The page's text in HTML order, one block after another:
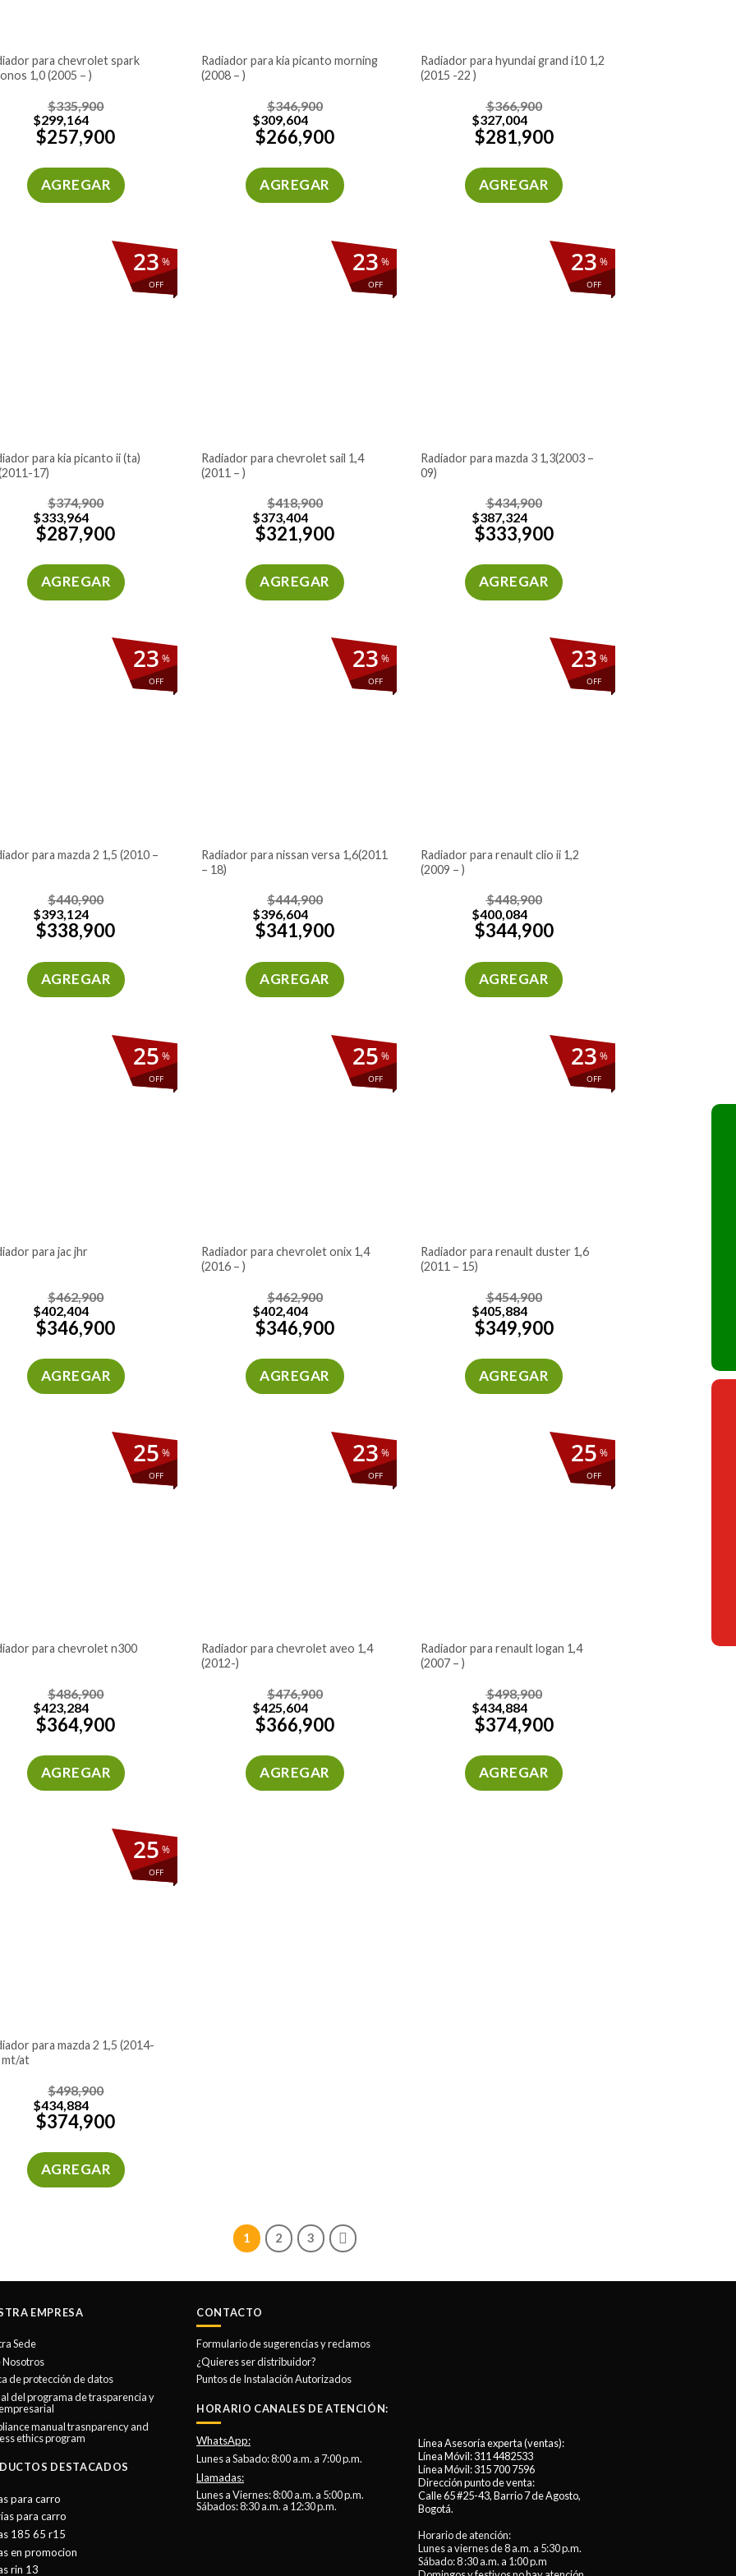
1,0 (2005 – )
$335,900
$299,164
$257,900
AGREGAR
radiador para kia picanto morning
(2008 – )
$346,900
$309,604
$266,900
AGREGAR
radiador para hyundai grand i10 1,2
(2015 -22 )
$366,900
$327,004
$281,900
AGREGAR
%
OFF
23
17)
$374,900
$333,964
$287,900
AGREGAR
%
OFF
23
radiador para chevrolet sail 1,4
(2011 – )
$418,900
$373,404
$321,900
AGREGAR
%
OFF
23
radiador para mazda 3 1,3(2003 –
09)
$434,900
$387,324
$333,900
AGREGAR
%
OFF
23
$440,900
$393,124
$338,900
AGREGAR
%
OFF
23
radiador para nissan versa 1,6(2011
– 18)
$444,900
$396,604
$341,900
AGREGAR
%
OFF
23
radiador para renault clio ii 1,2
(2009 – )
$448,900
$400,084
$344,900
AGREGAR
%
OFF
25
para jac jhr
$462,900
$402,404
$346,900
AGREGAR
%
OFF
25
radiador para chevrolet onix 1,4
(2016 – )
$462,900
$402,404
$346,900
AGREGAR
%
OFF
23
radiador para renault duster 1,6
(2011 – 15)
$454,900
$405,884
$349,900
AGREGAR
%
OFF
25
para chevrolet n300
$486,900
$423,284
$364,900
AGREGAR
%
OFF
23
radiador para chevrolet aveo 1,4
(2012-)
$476,900
$425,604
$366,900
AGREGAR
%
OFF
25
radiador para renault logan 1,4
(2007 – )
$498,900
$434,884
$374,900
AGREGAR
%
OFF
25
mt/at
$498,900
$434,884
$374,900
AGREGAR
1 2 3
EMPRESA
Sede
Nosotros
de protección de datos
del programa de trasparencia y
manual trasnparency and
ethics program
DESTACADOS
para carro
para carro
185 65 r15
en promocion
rin 13
CONTACTO
Formulario de sugerencias y reclamos
¿Quieres ser distribuidor?
Puntos de Instalación Autorizados
HORARIO CANALES DE ATENCIÓN:
WhatsApp:
Lunes a Sabado: 8:00 a.m. a 7:00 p.m.
Llamadas:
Lunes a Viernes: 8:00 a.m. a 5:00 p.m.
Sábados: 8:30 a.m. a 12:30 p.m.
Línea Asesoría experta (ventas):
Línea Móvil:311 4482533
Línea Móvil:315 700 7596
Dirección punto de venta:
Calle 65 #25-43, Barrio 7 de Agosto,
Bogotá.
Horario de atención:
Lunes a viernes de 8 a.m. a 5:30 p.m.
Sábado: 8 :30 a.m. a 1:00 p.m